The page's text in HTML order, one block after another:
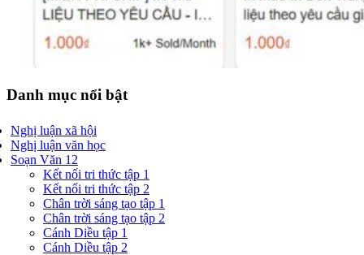
Danh mục nổi bật
Nghị luận xã hội
Nghị luận văn học
Soạn Văn 12
Kết nối tri thức tập 1
Kết nối tri thức tập 2
Chân trời sáng tạo tập 1
Chân trời sáng tạo tập 2
Cánh Diều tập 1
Cánh Diều tập 2